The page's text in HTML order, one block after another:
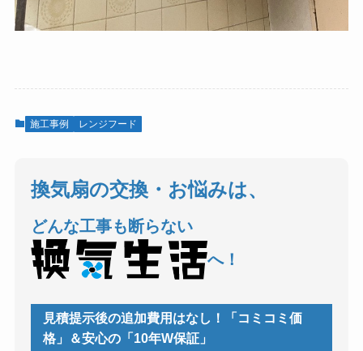
施工事例 レンジフード
換気扇の交換・お悩みは、
どんな工事も断らない
へ！
見積提示後の追加費用はなし！「コミコミ価
格」＆安心の「10年W保証」